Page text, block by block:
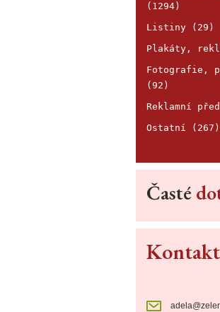
(1294)
Listiny (29)
Plakáty,
Fotografie,
(92)
Reklamní
Ostatní (267)
Časté
Kontakt